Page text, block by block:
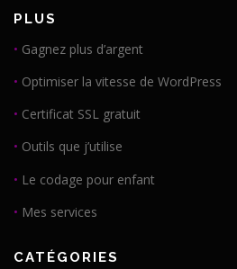
PLUS
• Gagnez plus d’argent
• Optimiser la vitesse de WordPress
• Certificat SSL gratuit
• Outils que j’utilise
• Le codage pour enfant
• Mes services
CATÉGORIES